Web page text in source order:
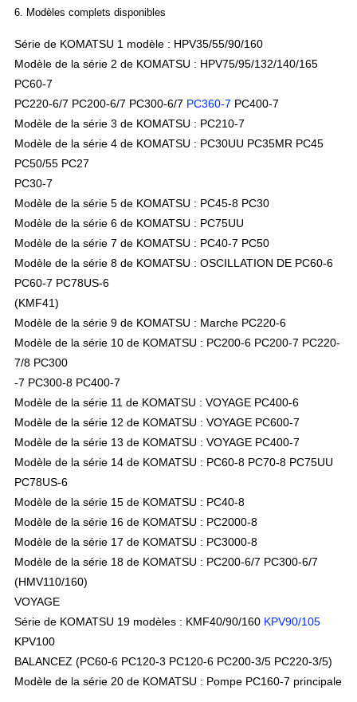
6. Modèles complets disponibles
Série de KOMATSU 1 modèle : HPV35/55/90/160
Modèle de la série 2 de KOMATSU : HPV75/95/132/140/165
PC60-7
PC220-6/7 PC200-6/7 PC300-6/7 PC360-7 PC400-7
Modèle de la série 3 de KOMATSU : PC210-7
Modèle de la série 4 de KOMATSU : PC30UU PC35MR PC45
PC50/55 PC27
PC30-7
Modèle de la série 5 de KOMATSU : PC45-8 PC30
Modèle de la série 6 de KOMATSU : PC75UU
Modèle de la série 7 de KOMATSU : PC40-7 PC50
Modèle de la série 8 de KOMATSU : OSCILLATION DE PC60-6
PC60-7 PC78US-6
(KMF41)
Modèle de la série 9 de KOMATSU : Marche PC220-6
Modèle de la série 10 de KOMATSU : PC200-6 PC200-7 PC220-
7/8 PC300
-7 PC300-8 PC400-7
Modèle de la série 11 de KOMATSU : VOYAGE PC400-6
Modèle de la série 12 de KOMATSU : VOYAGE PC600-7
Modèle de la série 13 de KOMATSU : VOYAGE PC400-7
Modèle de la série 14 de KOMATSU : PC60-8 PC70-8 PC75UU
PC78US-6
Modèle de la série 15 de KOMATSU : PC40-8
Modèle de la série 16 de KOMATSU : PC2000-8
Modèle de la série 17 de KOMATSU : PC3000-8
Modèle de la série 18 de KOMATSU : PC200-6/7 PC300-6/7
(HMV110/160)
VOYAGE
Série de KOMATSU 19 modèles : KMF40/90/160 KPV90/105
KPV100
BALANCEZ (PC60-6 PC120-3 PC120-6 PC200-3/5 PC220-3/5)
Modèle de la série 20 de KOMATSU : Pompe PC160-7 principale